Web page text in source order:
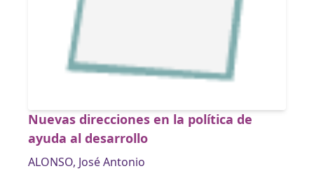
Nuevas direcciones en la política de
ayuda al desarrollo
ALONSO, José Antonio